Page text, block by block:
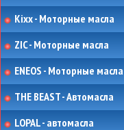
Kixx - Моторные масла
ZIC - Моторные масла
ENEOS - Моторные масла
THE BEAST - Автомасла
LOPAL - автомасла